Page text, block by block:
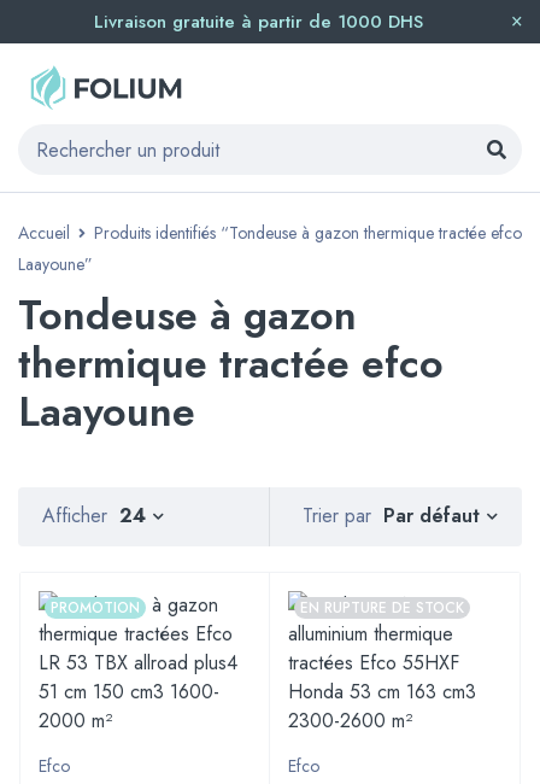
Livraison gratuite à partir de 1000 DHS
Accueil
Produits identifiés “Tondeuse à gazon thermique tractée efco
Laayoune”
Tondeuse à gazon
thermique tractée efco
Laayoune
Trier par Par défaut
Afficher 24
PROMOTION
Efco
EN RUPTURE DE STOCK
Efco